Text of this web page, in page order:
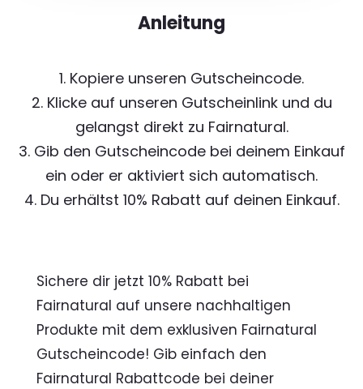
Anleitung
1. Kopiere unseren Gutscheincode.
2. Klicke auf unseren Gutscheinlink und du
gelangst direkt zu Fairnatural.
3. Gib den Gutscheincode bei deinem Einkauf
ein oder er aktiviert sich automatisch.
4. Du erhältst 10% Rabatt auf deinen Einkauf.
Sichere dir jetzt 10% Rabatt bei
Fairnatural auf unsere nachhaltigen
Produkte mit dem exklusiven Fairnatural
Gutscheincode! Gib einfach den
Fairnatural Rabattcode bei deiner